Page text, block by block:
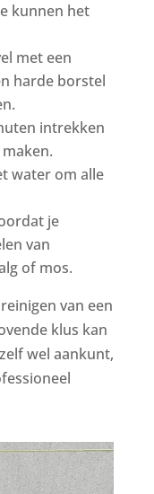
kunnen het
met een
harde borstel
intrekken
water om alle
je
van
of mos.
van een
klus kan
wel aankunt,